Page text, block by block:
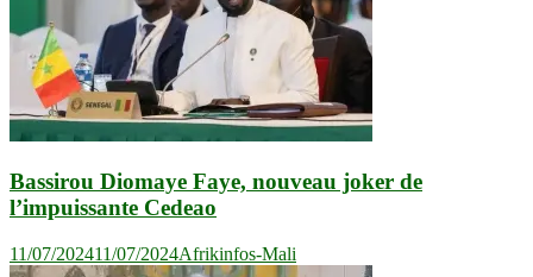
Bassirou Diomaye Faye, nouveau joker de
l’impuissante Cedeao
11/07/202411/07/2024Afrikinfos-Mali